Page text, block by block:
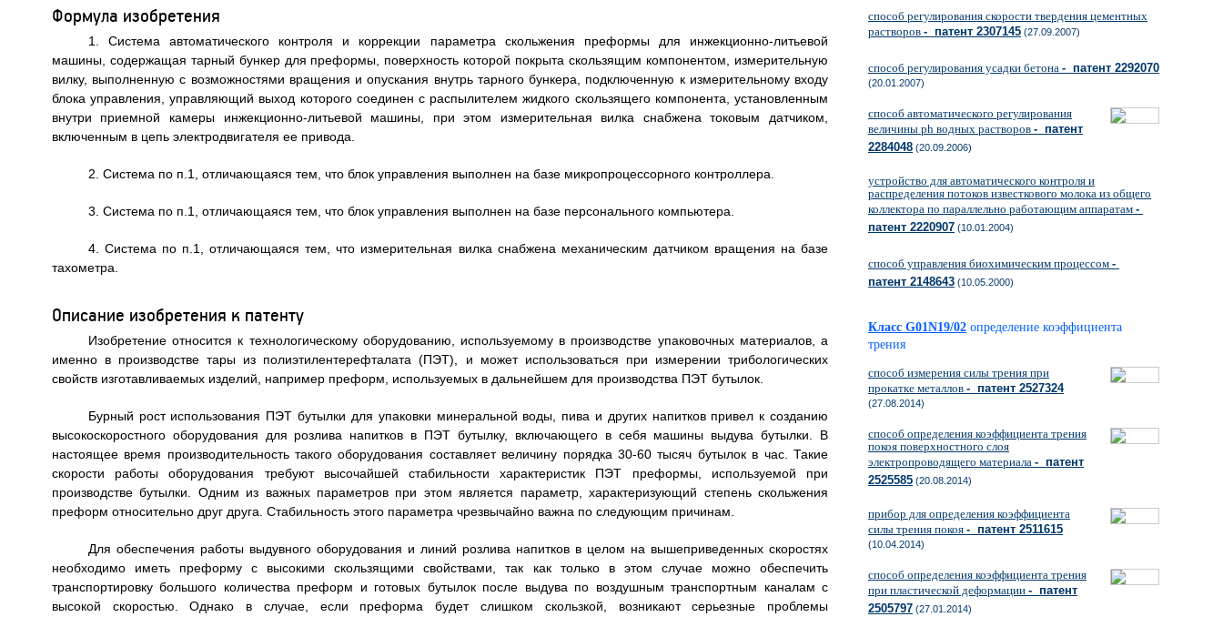
Формула изобретения
1. Система автоматического контроля и коррекции параметра скольжения преформы для инжекционно-литьевой
машины, содержащая тарный бункер для преформы, поверхность которой покрыта скользящим компонентом, измерительную
вилку, выполненную с возможностями вращения и опускания внутрь тарного бункера, подключенную к измерительному входу
блока управления, управляющий выход которого соединен с распылителем жидкого скользящего компонента, установленным
внутри приемной камеры инжекционно-литьевой машины, при этом измерительная вилка снабжена токовым датчиком,
включенным в цепь электродвигателя ее привода.
2. Система по п.1, отличающаяся тем, что блок управления выполнен на базе микропроцессорного контроллера.
3. Система по п.1, отличающаяся тем, что блок управления выполнен на базе персонального компьютера.
4. Система по п.1, отличающаяся тем, что измерительная вилка снабжена механическим датчиком вращения на базе
тахометра.
Описание изобретения к патенту
Изобретение относится к технологическому оборудованию, используемому в производстве упаковочных материалов, а
именно в производстве тары из полиэтилентерефталата (ПЭТ), и может использоваться при измерении трибологических
свойств изготавливаемых изделий, например преформ, используемых в дальнейшем для производства ПЭТ бутылок.
Бурный рост использования ПЭТ бутылки для упаковки минеральной воды, пива и других напитков привел к созданию
высокоскоростного оборудования для розлива напитков в ПЭТ бутылку, включающего в себя машины выдува бутылки. В
настоящее время производительность такого оборудования составляет величину порядка 30-60 тысяч бутылок в час. Такие
скорости работы оборудования требуют высочайшей стабильности характеристик ПЭТ преформы, используемой при
производстве бутылки. Одним из важных параметров при этом является параметр, характеризующий степень скольжения
преформ относительно друг друга. Стабильность этого параметра чрезвычайно важна по следующим причинам.
Для обеспечения работы выдувного оборудования и линий розлива напитков в целом на вышеприведенных скоростях
необходимо иметь преформу с высокими скользящими свойствами, так как только в этом случае можно обеспечить
транспортировку большого количества преформ и готовых бутылок после выдува по воздушным транспортным каналам с
высокой скоростью. Однако в случае, если преформа будет слишком скользкой, возникают серьезные проблемы
способ регулирования скорости твердения цементных
растворов - патент 2307145 (27.09.2007)
способ регулирования усадки бетона - патент 2292070
(20.01.2007)
способ автоматического регулирования
величины ph водных растворов - патент
2284048 (20.09.2006)
устройство для автоматического контроля и
распределения потоков известкового молока из общего
коллектора по параллельно работающим аппаратам -
патент 2220907 (10.01.2004)
способ управления биохимическим процессом -
патент 2148643 (10.05.2000)
Класс G01N19/02 определение коэффициента
трения
способ измерения силы трения при
прокатке металлов - патент 2527324
(27.08.2014)
способ определения коэффициента трения
покоя поверхностного слоя
электропроводящего материала - патент
2525585 (20.08.2014)
прибор для определения коэффициента
силы трения покоя - патент 2511615
(10.04.2014)
способ определения коэффициента трения
при пластической деформации - патент
2505797 (27.01.2014)